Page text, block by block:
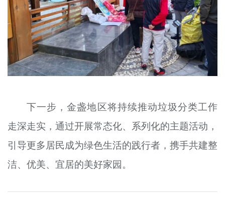
下一步，金盏地区将持续推动垃圾分类工作
走深走实，通过开展常态化、系列化的主题活动，
引导更多居民成为绿色生活的践行者，携手共建整
洁、优美、宜居的美好家园。